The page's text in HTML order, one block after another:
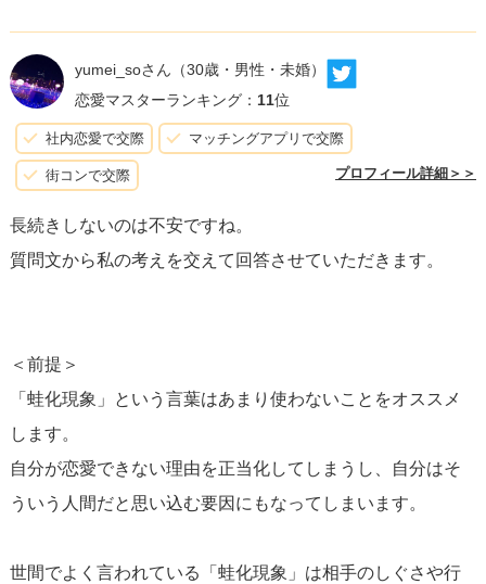
度思い出すこと。してもらった事を思い出すこと。この人
よりもっと良い人がいるんじゃないかと天狗にならないこ
と。です。
一時すれば、「蛙化って言葉流行ったよね〜世代だね」な
んて懐かしむ日がきます。克服できるので大丈夫です。
yumei_soさん （30歳・男性・未婚）
恋愛マスターランキング： 11位
社内恋愛で交際 マッチングアプリで交際
街コンで交際 プロフィール詳細＞＞
長続きしないのは不安ですね。
質問文から私の考えを交えて回答させていただきます。
＜前提＞
「蛙化現象」という言葉はあまり使わないことをオススメ
します。
自分が恋愛できない理由を正当化してしまうし、自分はそ
ういう人間だと思い込む要因にもなってしまいます。
世間でよく言われている「蛙化現象」は相手のしぐさや行